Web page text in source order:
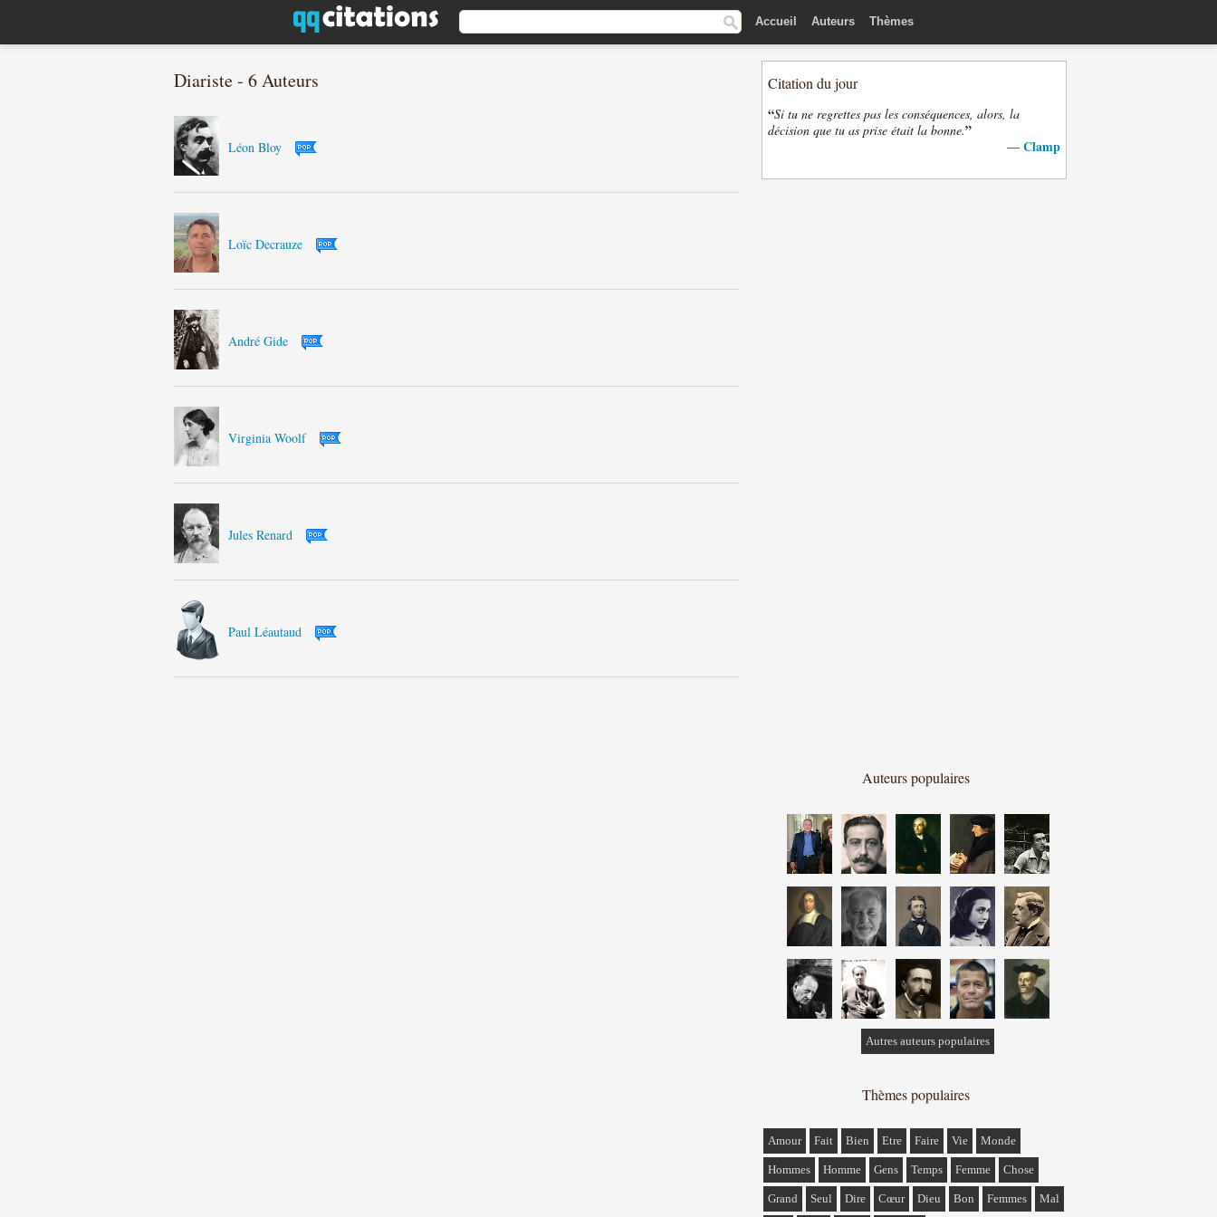
Accueil Auteurs Thèmes
Diariste - 6 Auteurs
Léon Bloy
Loïc Decrauze
André Gide
Virginia Woolf
Jules Renard
Paul Léautaud
Citation du jour
“Si tu ne regrettes pas les conséquences, alors, la
décision que tu as prise était la bonne.”
— Clamp
Auteurs populaires
Autres auteurs populaires
Thèmes populaires
Amour Fait Bien Etre Faire Vie Monde
Hommes Homme Gens Temps Femme Chose
Grand Seul Dire Cœur Dieu Bon Femmes Mal